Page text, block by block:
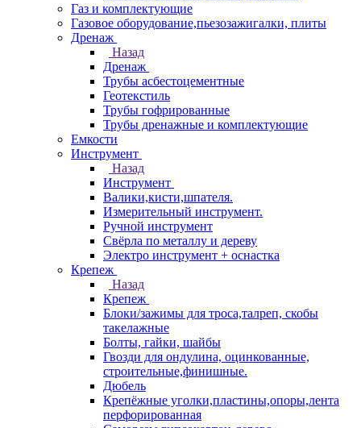
Газ и комплектующие
Газовое оборудование,пьезозажигалки, плиты
Дренаж
Назад
Дренаж
Трубы асбестоцементные
Геотекстиль
Трубы гофрированные
Трубы дренажные и комплектующие
Емкости
Инструмент
Назад
Инструмент
Валики,кисти,шпателя.
Измерительный инструмент.
Ручной инструмент
Свёрла по металлу и дереву
Электро инструмент + оснастка
Крепеж
Назад
Крепеж
Блоки/зажимы для троса,талреп, скобы
такелажные
Болты, гайки, шайбы
Гвозди для ондулина, оцинкованные,
строительные,финишные.
Дюбель
Крепёжные уголки,пластины,опоры,лента
перфорированная